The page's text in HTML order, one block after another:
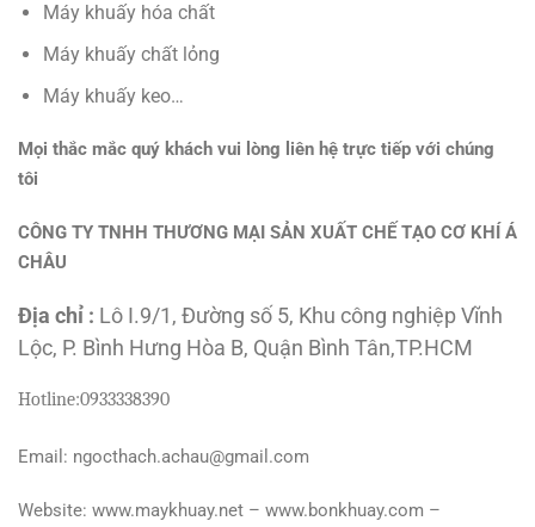
Máy khuấy hóa chất
Máy khuấy chất lỏng
Máy khuấy keo…
Mọi thắc mắc quý khách vui lòng liên hệ trực tiếp với chúng
tôi
CÔNG TY TNHH THƯƠNG MẠI SẢN XUẤT CHẾ TẠO CƠ KHÍ Á
CHÂU
Địa chỉ : Lô I.9/1, Đường số 5, Khu công nghiệp Vĩnh
Lộc, P. Bình Hưng Hòa B, Quận Bình Tân,TP.HCM
Hotline:0933338390
Email: ngocthach.achau@gmail.com
Website: www.maykhuay.net – www.bonkhuay.com –